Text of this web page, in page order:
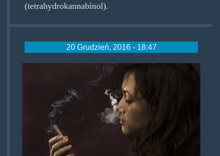
(tetrahydrokannabinol).
20 Grudzień, 2016 - 18:47
mjdepression.jpg